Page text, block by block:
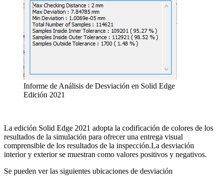
Informe de Análisis de Desviación en Solid Edge
Edición 2021
La edición Solid Edge 2021 adopta la codificación de colores de los
resultados de la simulación para ofrecer una entrega visual
comprensible de los resultados de la inspección.La desviación
interior y exterior se muestran como valores positivos y negativos.
Se pueden ver las siguientes ubicaciones de desviación